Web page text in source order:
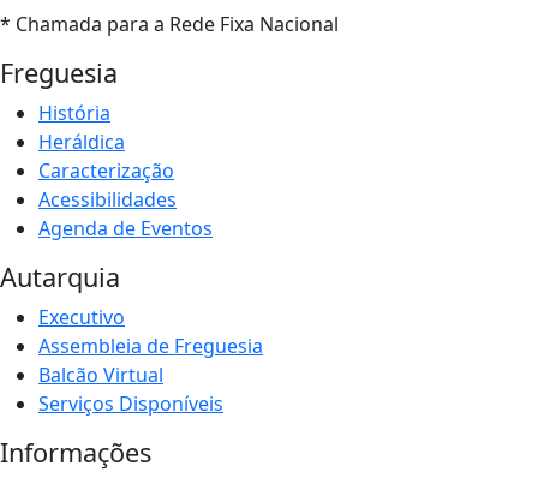
* Chamada para a Rede Fixa Nacional
Freguesia
História
Heráldica
Caracterização
Acessibilidades
Agenda de Eventos
Autarquia
Executivo
Assembleia de Freguesia
Balcão Virtual
Serviços Disponíveis
Informações